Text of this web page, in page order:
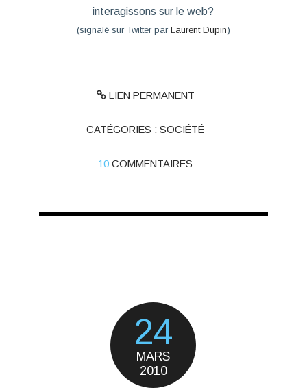
interagissons sur le web?
(signalé sur Twitter par Laurent Dupin)
LIEN PERMANENT
CATÉGORIES :SOCIÉTÉ
10 COMMENTAIRES
24
MARS
2010